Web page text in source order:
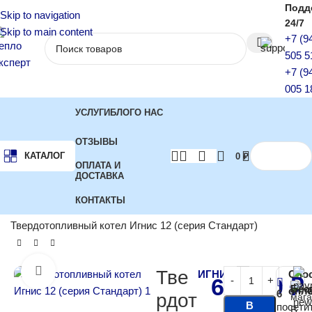
Skip to navigation
Skip to main content
24/7
+7
505
+7
005
КАТАЛОГ
УСЛУГИБЛОГО НАС
ОТЗЫВЫ
ОПЛАТА И
ДОСТАВКА
КОНТАКТЫ
0 ₽
Твердотопливный котел Игнис 12 (серия Стандарт)
Нажмите, чтобы увеличить
Тве
рдот
ИГНИС
67 500₽
В
6
В